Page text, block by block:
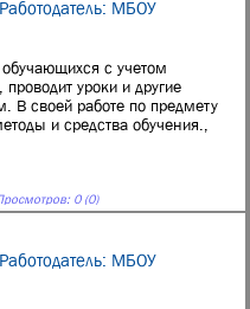
Работодатель: МБОУ
с учетом
уроки и другие
В своей работе по предмету
и средства обучения.,
0 (0)
Работодатель: МБОУ